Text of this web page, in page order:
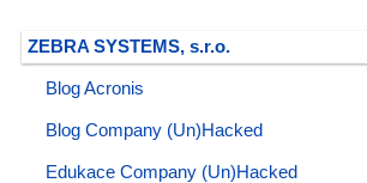
ZEBRA SYSTEMS, s.r.o.
Blog Acronis
Blog Company (Un)Hacked
Edukace Company (Un)Hacked